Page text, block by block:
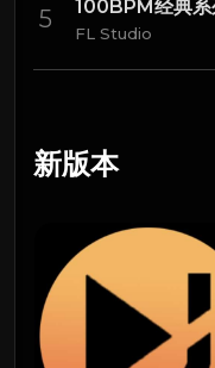
100BPM经典系
FL Studio
新版本